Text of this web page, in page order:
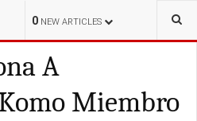
0 NEW ARTICLES
LOKAL
A
Miembro